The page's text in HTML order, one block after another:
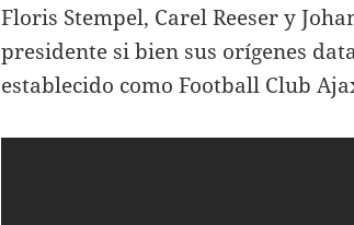
Floris Stempel, Carel Reeser y
presidente si bien sus orígenes
establecido como Football Club